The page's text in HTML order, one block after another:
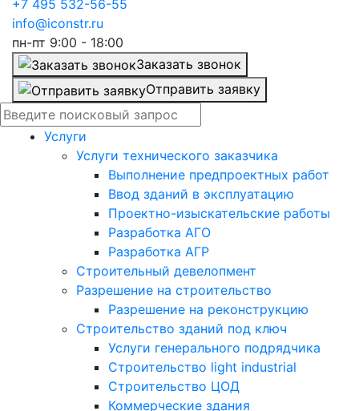
+7 495 532-56-55
info@iconstr.ru
пн-пт 9:00 - 18:00
Заказать звонок
Отправить заявку
Услуги
Услуги технического заказчика
Выполнение предпроектных работ
Ввод зданий в эксплуатацию
Проектно-изыскательские работы
Разработка АГО
Разработка АГР
Строительный девелопмент
Разрешение на строительство
Разрешение на реконструкцию
Строительство зданий под ключ
Услуги генерального подрядчика
Строительство light industrial
Строительство ЦОД
Коммерческие здания